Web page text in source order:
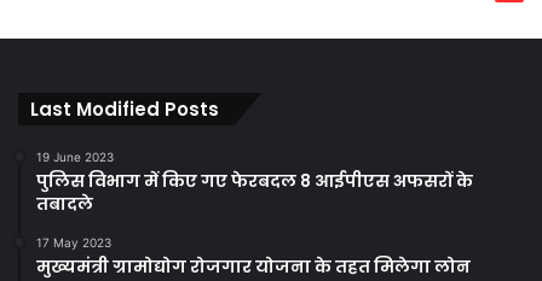
Last Modified Posts
19 June 2023
पुलिस विभाग में किए गए फेरबदल 8 आईपीएस अफसरों के
तबादले
17 May 2023
मुख्यमंत्री ग्रामोद्योग रोजगार योजना के तहत मिलेगा लोन